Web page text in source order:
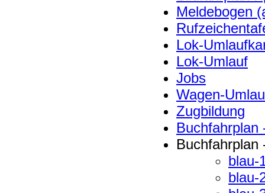
Meldebogen
Lok-
Lok-Umlauf
Jobs
Wagen-
Zugbildung
Buchfahrplan
Buchfahrplan
blau-
blau-